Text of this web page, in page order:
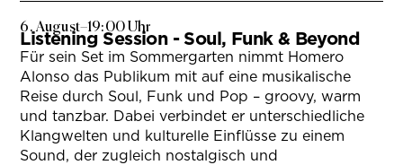
6. August–19:00 Uhr
Listening Session - Soul, Funk & Beyond
Für sein Set im Sommergarten nimmt Homero
Alonso das Publikum mit auf eine musikalische
Reise durch Soul, Funk und Pop – groovy, warm
und tanzbar. Dabei verbindet er unterschiedliche
Klangwelten und kulturelle Einflüsse zu einem
Sound, der zugleich nostalgisch und